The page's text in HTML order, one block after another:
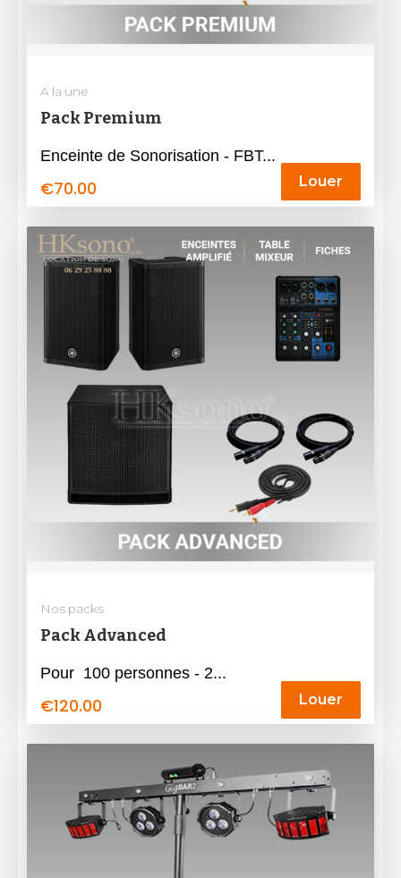
A la une
Pack Premium
Enceinte de Sonorisation - FBT...
€70.00 Louer
Nos packs
Pack Advanced
Pour 100 personnes - 2...
€120.00 Louer